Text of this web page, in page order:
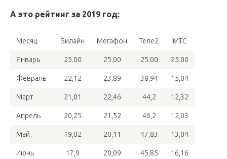
А это рейтинг за 2019 год:
Месяц Билайн Мегафон Теле2 МТС
Январь 25.00 25.00 25.00 25.00
Февраль 22,12 23,89 38,94 15,04
Март 21,01 22,46 44,2 12,32
Апрель 20,25 21,52 46,2 12,03
Май 19,02 20,11 47,83 13,04
Июнь 17,9 20,09 45,85 16,16